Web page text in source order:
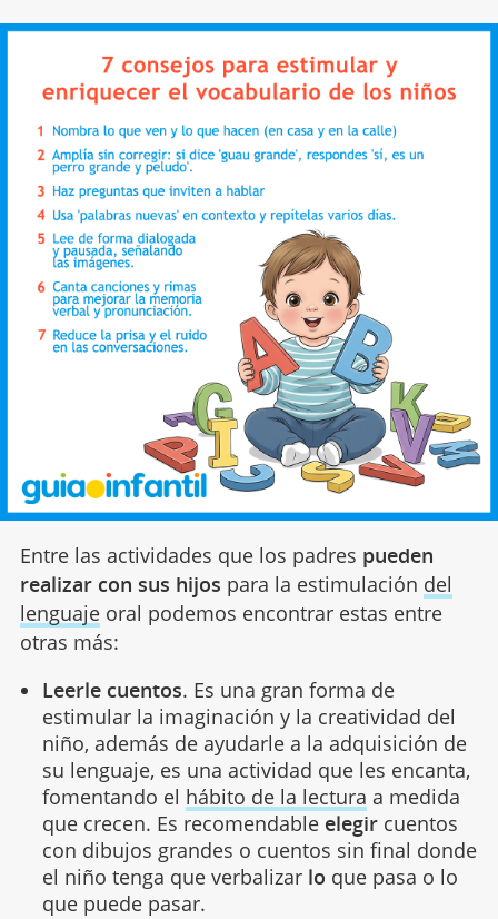
Entre las actividades que los padres pueden
realizar con sus hijos para la estimulación del
lenguajeoral podemos encontrar estas entre
otras más:
Leerle cuentos. Es una gran forma de
estimular la imaginación y la creatividad del
niño, además de ayudarle a la adquisición de
su lenguaje, es una actividad que les encanta,
fomentando el hábito de la lectura a medida
que crecen. Es recomendable elegircuentos
con dibujos grandes o cuentos sin final donde
el niño tenga que verbalizar lo que pasa o lo
que puede pasar.